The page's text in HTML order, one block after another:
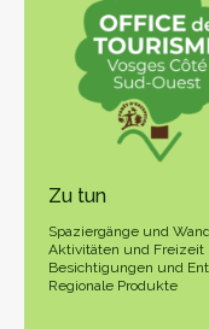
Zu tun
Spaziergänge und
Aktivitäten und Freizeit
Besichtigungen und
Regionale Produkte